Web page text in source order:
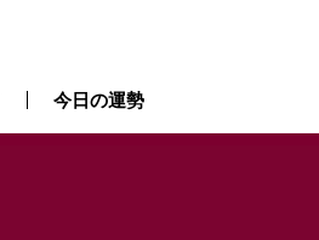
今日の運勢